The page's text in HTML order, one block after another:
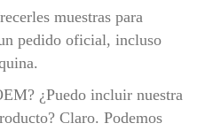
muestras para
pedido oficial, incluso
¿Puedo incluir nuestra
Claro. Podemos